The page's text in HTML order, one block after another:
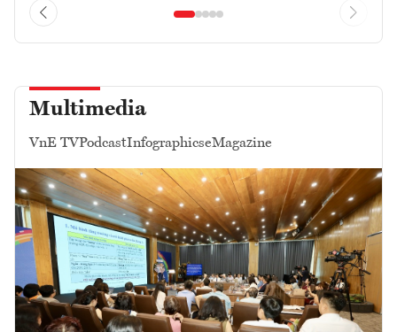
Multimedia
VnE TVPodcastInfographicseMagazine